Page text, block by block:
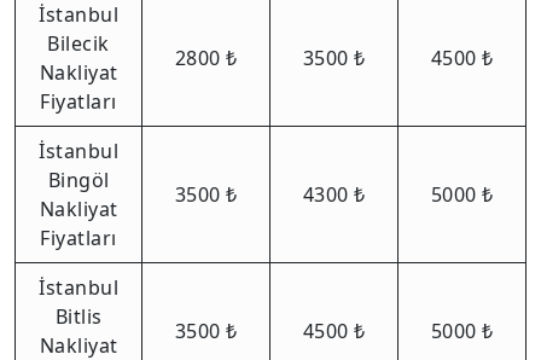
İstanbul
Bilecik
Nakliyat
Fiyatları
2800 ₺ 3500 ₺ 4500 ₺
İstanbul
Bingöl
Nakliyat
Fiyatları
3500 ₺ 4300 ₺ 5000 ₺
İstanbul
Bitlis
Nakliyat
3500 ₺ 4500 ₺ 5000 ₺